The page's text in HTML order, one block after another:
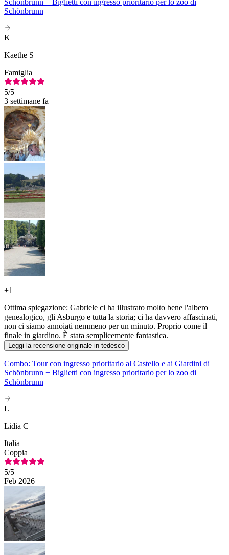
Schönbrunn
K
Kaethe S
Famiglia
5/5
3 settimane fa
+1
Ottima spiegazione: Gabriele ci ha illustrato molto bene l'albero
genealogico, gli Asburgo e tutta la storia; ci ha davvero affascinati,
non ci siamo annoiati nemmeno per un minuto. Proprio come il
finale in giardino. È stata semplicemente fantastica.
Leggi la recensione originale in tedesco
Combo: Tour con ingresso prioritario al Castello e ai Giardini di
Schönbrunn + Biglietti con ingresso prioritario per lo zoo di
Schönbrunn
L
Lidia C
Italia
Coppia
5/5
Feb 2026